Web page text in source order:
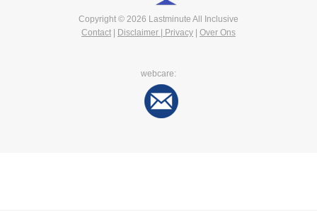
Copyright © 2026 Lastminute All Inclusive
Contact
Disclaimer | Privacy Over Ons
webcare: